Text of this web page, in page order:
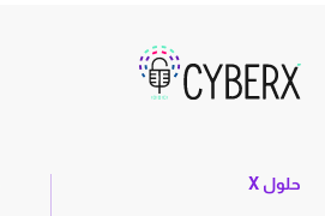
حلول X